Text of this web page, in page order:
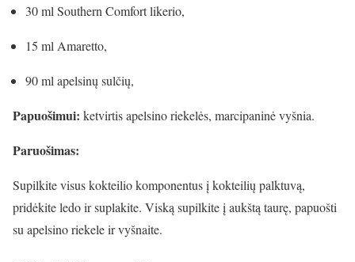
30 ml Southern Comfort likerio,
15 ml Amaretto,
90 ml apelsinų sulčių,
Papuošimui: ketvirtis apelsino riekelės, marcipaninė vyšnia.
Paruošimas:
Supilkite visus kokteilio komponentus į kokteilių palktuvą,
pridėkite ledo ir suplakite. Viską supilkite į aukštą taurę, papuošti
su apelsino riekele ir vyšnaite.